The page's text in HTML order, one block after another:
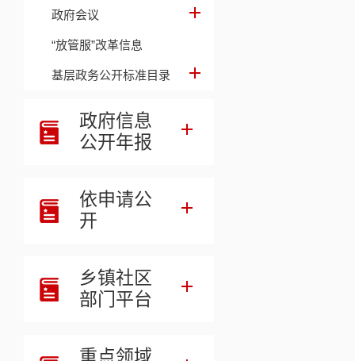
政府会议
“放管服”改革信息
基层政务公开标准目录
政府信息
公开年报
依申请公
开
乡镇社区
部门平台
重点领域